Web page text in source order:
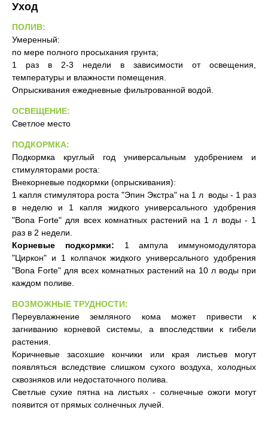
Уход
ПОЛИВ:
Умеренный:
по мере полного просыхания грунта;
1 раз в 2-3 недели в зависимости от освещения,
температуры и влажности помещения.
Опрыскивания ежедневные фильтрованной водой.
ОСВЕЩЕНИЕ:
Светлое место
ПОДКОРМКА:
Подкормка круглый год универсальным удобрением и
стимуляторами роста:
Внекорневые подкормки (опрыскивания):
1 капля стимулятора роста "Эпин Экстра" на 1 л воды - 1 раз
в неделю и 1 капля жидкого универсального удобрения
"Bona Forte" для всех комнатных растений на 1 л воды - 1
раз в 2 недели.
Корневые подкормки: 1 ампула иммуномодулятора
"Циркон" и 1 колпачок жидкого универсального удобрения
"Bona Forte" для всех комнатных растений на 10 л воды при
каждом поливе.
ВОЗМОЖНЫЕ ТРУДНОСТИ:
Переувлажнение земляного кома может привести к
загниванию корневой системы, а впоследствии к гибели
растения.
Коричневые засохшие кончики или края листьев могут
появляться вследствие слишком сухого воздуха, холодных
сквозняков или недостаточного полива.
Светлые сухие пятна на листьях - солнечные ожоги могут
появится от прямых солнечных лучей.